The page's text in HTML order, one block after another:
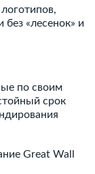
«лесенок» и
по своим
срок
Great Wall